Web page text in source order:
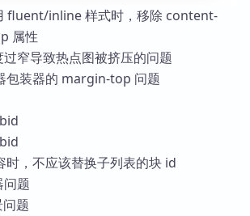
fluent/inline 样式时，移除 content-
属性
窄导致热点图被挤压的问题
包装器的 margin-top 问题
时，不应该替换子列表的块 id
问题
题